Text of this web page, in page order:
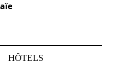
HÔTELS